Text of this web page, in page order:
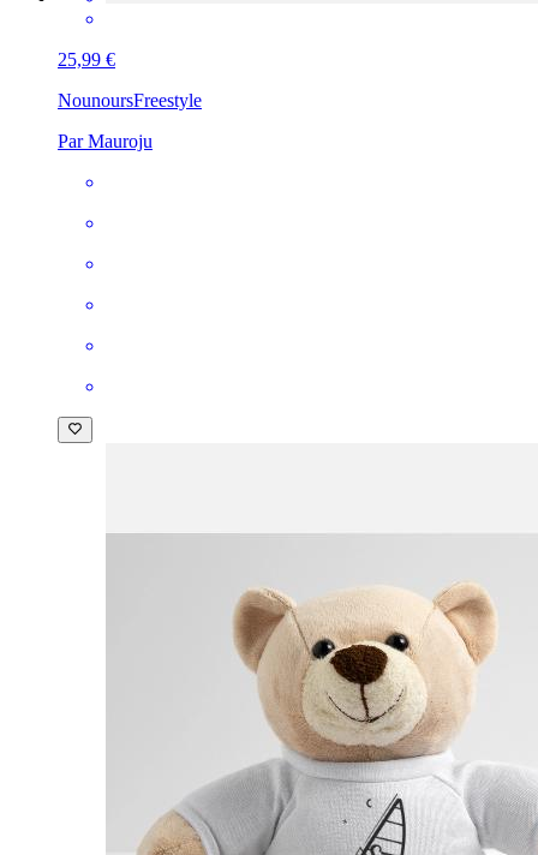
25,99 €
NounoursFreestyle
Par Mauroju